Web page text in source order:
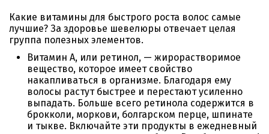
Какие витамины для быстрого роста волос самые
лучшие? За здоровье шевелюры отвечает целая
группа полезных элементов.
Витамин А, или ретинол, — жирорастворимое
вещество, которое имеет свойство
накапливаться в организме. Благодаря ему
волосы растут быстрее и перестают усиленно
выпадать. Больше всего ретинола содержится в
брокколи, моркови, болгарском перце, шпинате
и тыкве. Включайте эти продукты в ежедневный